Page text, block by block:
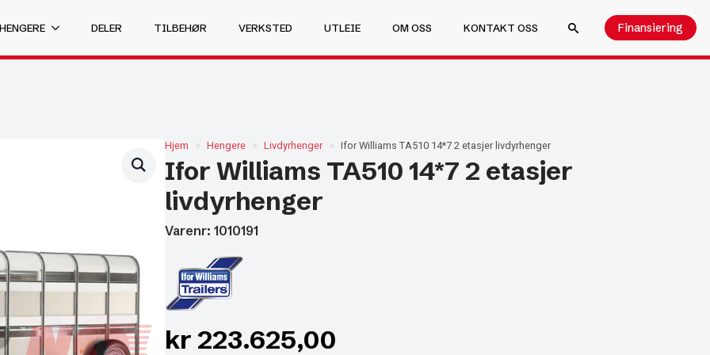
DELER TILBEHØR VERKSTED UTLEIE OM OSS
KONTAKT OSS
Finansiering
Hjem Hengere Livdyrhenger Ifor Williams TA510 14*7 2 etasjer livdyrhenger
Ifor Williams TA510 14*7 2 etasjer
livdyrhenger
Varenr: 1010191
kr 223.625,00